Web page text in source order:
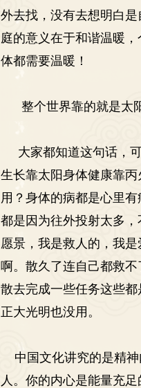
外去找，没有去想明白
庭的意义在于和谐温暖
体都需要温暖！
整个世界靠的就是太阳
大家都知道这句话，可
生长靠太阳身体健康靠
用？身体的病都是心里
都是因为往外投射太多
愿景，我是救人的，我
啊。散久了连自己都救
散去完成一些任务这些
正大光明也没用。
中国文化讲究的是精神
人。你的内心是能量充